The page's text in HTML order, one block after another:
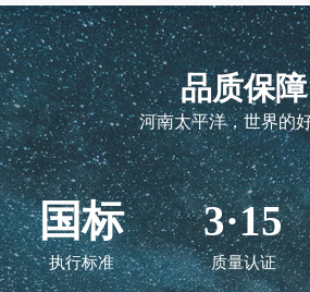
品质保障
河南太平洋，世界的
国标
执行标准
3·15
质量认证